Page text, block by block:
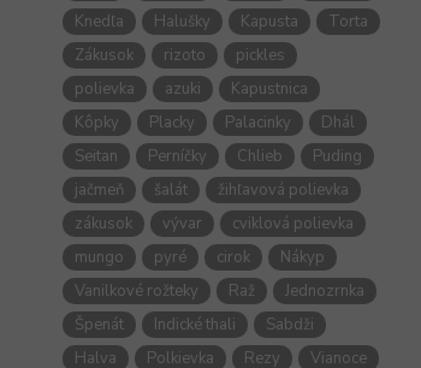
Knedľa
Halušky Kapusta
Torta
Zákusok
rizoto
pickles
polievka
azuki
Kapustnica
Kôpky
Placky Palacinky
Dhál
Seitan
Perníčky Chlieb
Puding
jačmeň
šalát
žihľavová polievka
zákusok
vývar
cviklová polievka
mungo
pyré cirok
Nákyp
Vanilkové rožteky
Raž
Jednozrnka
Špenát
Indické thali
Sabdži
Halva
Polkievka Rezy
Vianoce